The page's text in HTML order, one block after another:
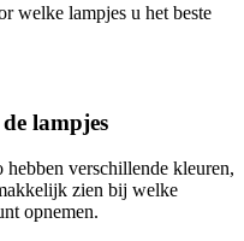
welke lampjes u het beste
lampjes
verschillende kleuren,
zien bij welke
opnemen.